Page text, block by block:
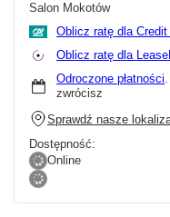
Salon Mokotów
Oblicz ratę dla Credit
Oblicz ratę dla
Odroczone płatności
zwrócisz
Sprawdź nasze
Dostępność:
Online